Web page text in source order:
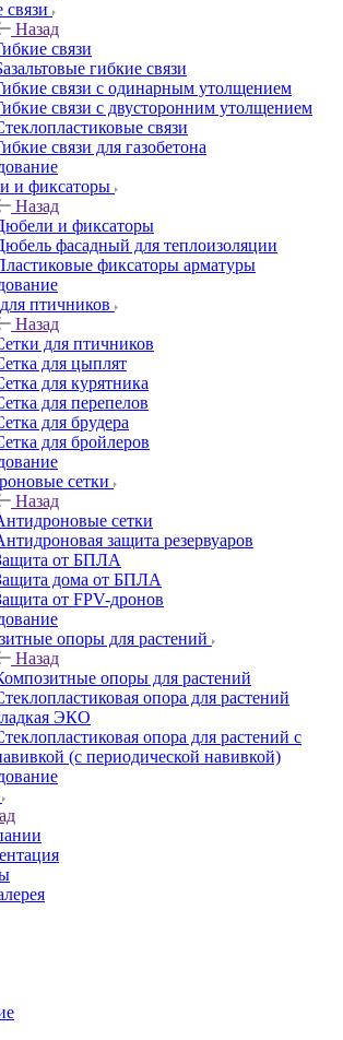
связи
Назад
связи
гибкие связи
связи с одинарным утолщением
связи с двусторонним утолщением
связи
связи для газобетона
и фиксаторы
Назад
и фиксаторы
фасадный для теплоизоляции
фиксаторы арматуры
птичников
Назад
для птичников
для цыплят
для курятника
для перепелов
для брудера
для бройлеров
сетки
Назад
сетки
защита резервуаров
от БПЛА
дома от БПЛА
от FPV-дронов
опоры для растений
Назад
опоры для растений
опора для растений
ЭКО
опора для растений с
(с периодической навивкой)